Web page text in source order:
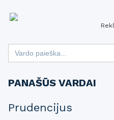
Search
for:
PANAŠŪS VARDAI
Prudencijus